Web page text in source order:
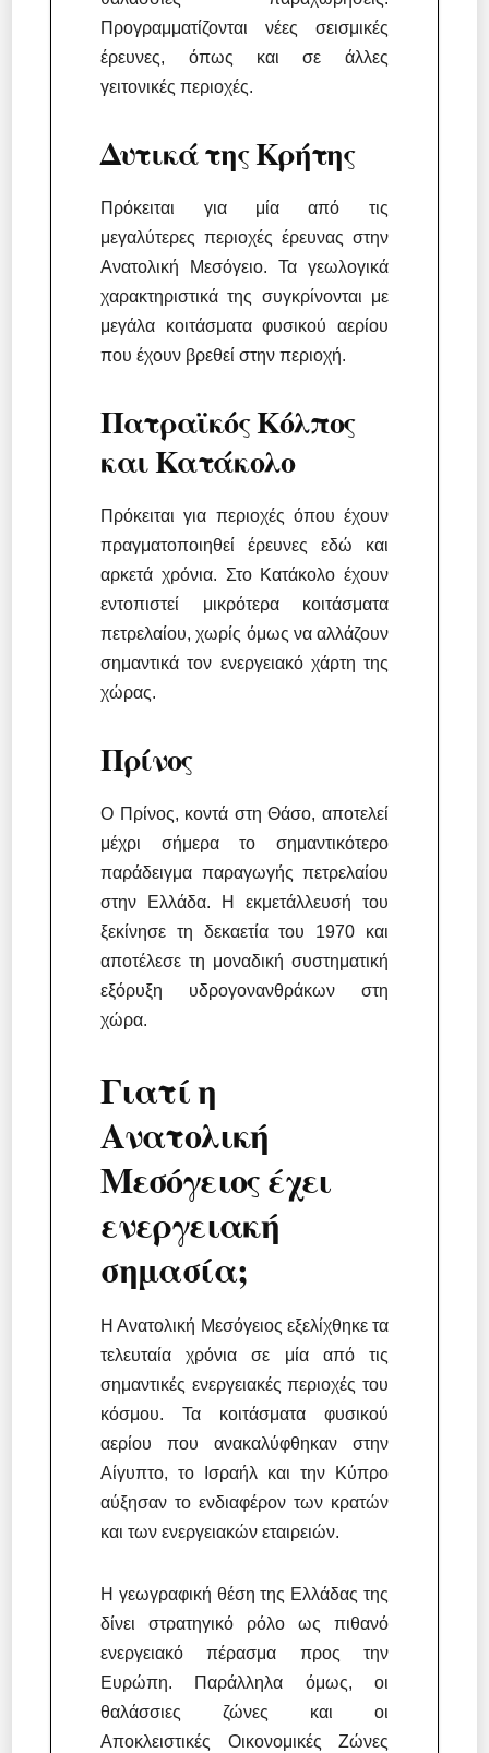
Προγραμματίζονται νέες σεισμικές
έρευνες, όπως και σε άλλες
γειτονικές περιοχές.
Δυτικά της Κρήτης
Πρόκειται για μία από τις
μεγαλύτερες περιοχές έρευνας στην
Ανατολική Μεσόγειο. Τα γεωλογικά
χαρακτηριστικά της συγκρίνονται με
μεγάλα κοιτάσματα φυσικού αερίου
που έχουν βρεθεί στην περιοχή.
Πατραϊκός Κόλπος
και Κατάκολο
Πρόκειται για περιοχές όπου έχουν
πραγματοποιηθεί έρευνες εδώ και
αρκετά χρόνια. Στο Κατάκολο έχουν
εντοπιστεί μικρότερα κοιτάσματα
πετρελαίου, χωρίς όμως να αλλάζουν
σημαντικά τον ενεργειακό χάρτη της
χώρας.
Πρίνος
Ο Πρίνος, κοντά στη Θάσο, αποτελεί
μέχρι σήμερα το σημαντικότερο
παράδειγμα παραγωγής πετρελαίου
στην Ελλάδα. Η εκμετάλλευσή του
ξεκίνησε τη δεκαετία του 1970 και
αποτέλεσε τη μοναδική συστηματική
εξόρυξη υδρογονανθράκων στη
χώρα.
Γιατί η
Ανατολική
Μεσόγειος έχει
ενεργειακή
σημασία;
Η Ανατολική Μεσόγειος εξελίχθηκε τα
τελευταία χρόνια σε μία από τις
σημαντικές ενεργειακές περιοχές του
κόσμου. Τα κοιτάσματα φυσικού
αερίου που ανακαλύφθηκαν στην
Αίγυπτο, το Ισραήλ και την Κύπρο
αύξησαν το ενδιαφέρον των κρατών
και των ενεργειακών εταιρειών.
Η γεωγραφική θέση της Ελλάδας της
δίνει στρατηγικό ρόλο ως πιθανό
ενεργειακό πέρασμα προς την
Ευρώπη. Παράλληλα όμως, οι
θαλάσσιες ζώνες και οι
Αποκλειστικές Οικονομικές Ζώνες